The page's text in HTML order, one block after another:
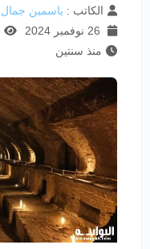
الكاتب : ياسمين جمال
منذ سنتين